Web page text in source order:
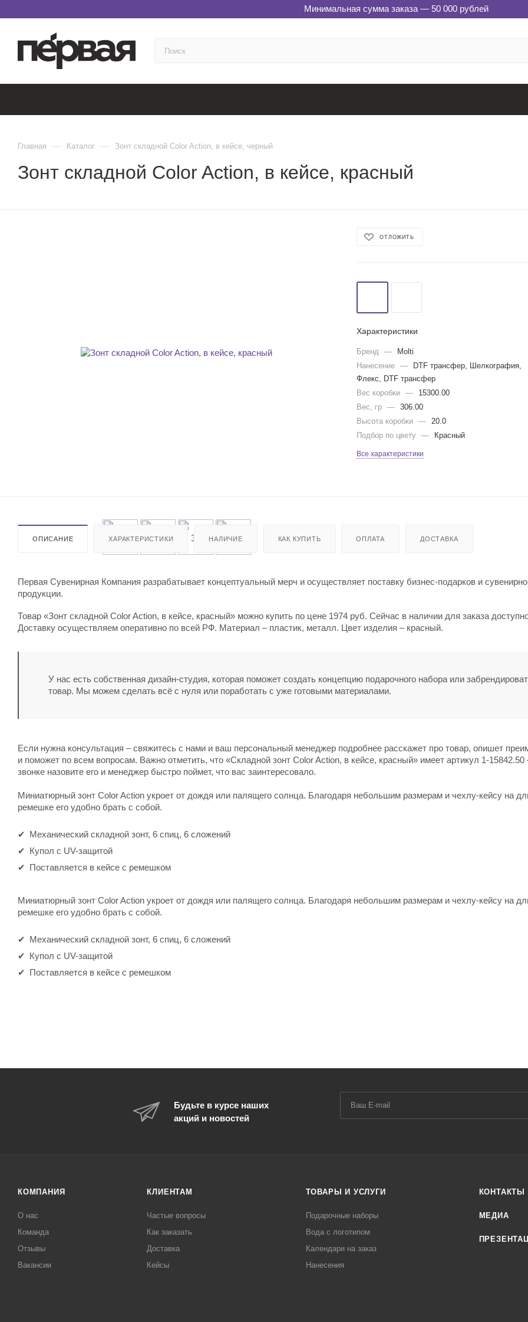
Минимальная сумма заказа — 50 000 рублей
Главная — Каталог — Зонт складной Color Action, в кейсе, черный
Зонт складной Color Action, в кейсе, красный
ОТЛОЖИТЬ
Характеристики
Бренд —
Molti
Нанесение
—
DTF трансфер, Шелкография,
Флекс, DTF трансфер
Вес коробки
—
15300.00
Вес, гр
—
306.00
Высота коробки
—
20.0
Подбор по цвету
— Красный
Все характеристики
ОПИСАНИЕ ХАРАКТЕРИСТИКИ НАЛИЧИЕ КАК КУПИТЬ ОПЛАТА ДОСТАВКА
Первая Сувенирная Компания разрабатывает концептуальный мерч и осуществляет поставку бизнес-подарков и
продукции.
Товар «Зонт складной Color Action, в кейсе, красный» можно купить по цене 1974 руб. Сейчас в наличии для заказа
Доставку осуществляем оперативно по всей РФ. Материал – пластик, металл. Цвет изделия – красный.
У нас есть собственная дизайн-студия, которая поможет создать концепцию подарочного набора или
товар. Мы можем сделать всё с нуля или поработать с уже готовыми материалами.
Если нужна консультация – свяжитесь с нами и ваш персональный менеджер подробнее расскажет про товар, опишет
и поможет по всем вопросам. Важно отметить, что «Складной зонт Color Action, в кейсе, красный» имеет артикул 1-15842.50
звонке назовите его и менеджер быстро поймет, что вас заинтересовало.
Миниатюрный зонт Color Action укроет от дождя или палящего солнца. Благодаря небольшим размерам и чехлу-кейсу на
ремешке его удобно брать с собой.
Механический складной зонт, 6 спиц, 6 сложений
Купол с UV-защитой
Поставляется в кейсе с ремешком
Миниатюрный зонт Color Action укроет от дождя или палящего солнца. Благодаря небольшим размерам и чехлу-кейсу на
ремешке его удобно брать с собой.
Механический складной зонт, 6 спиц, 6 сложений
Купол с UV-защитой
Поставляется в кейсе с ремешком
Будьте в курсе наших
акций и новостей
КОМПАНИЯ
О нас
Команда
Отзывы
Вакансии
КЛИЕНТАМ
Частые вопросы
Как заказать
Доставка
Кейсы
ТОВАРЫ И УСЛУГИ
Подарочные наборы
Вода с логотипом
Календари на заказ
Нанесения
КОНТАКТЫ
МЕДИА